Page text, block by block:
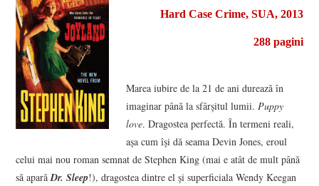
CONTRAPAGINI
CARTE & FILM
SUSPANS
NUMĂRUL 48 /
Hard Case Crime, SUA, 2013
288 pagini
Marea iubire de la 21 de ani durează în
imaginar până la sfârșitul lumii.Puppy
love. Dragostea perfectă. În termeni reali,
așa cum își dă seama Devin Jones, eroul
celui mai nou roman semnat de Stephen King (mai e atât de mult până
să aparăDr. Sleep!), dragostea dintre el și superficiala Wendy Keegan